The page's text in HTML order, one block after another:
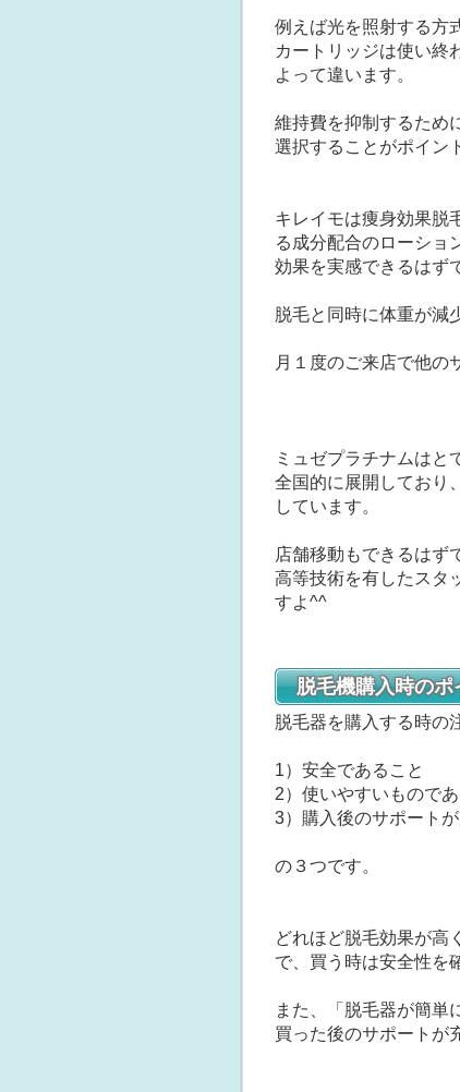
例えば光を照射する方
カートリッジは使い終
よって違います。
維持費を抑制するため
選択することがポイン
キレイモは痩身効果脱
る成分配合のローショ
効果を実感できるはず
脱毛と同時に体重が減
月１度のご来店で他の
ミュゼプラチナムはと
全国的に展開しており
しています。
店舗移動もできるはず
高等技術を有したスタ
すよ^^
脱毛機購入時のポ
脱毛器を購入する時の
1）安全であること
2）使いやすいもので
3）購入後のサポート
の３つです。
どれほど脱毛効果が高
で、買う時は安全性を
また、「脱毛器が簡単
買った後のサポートが